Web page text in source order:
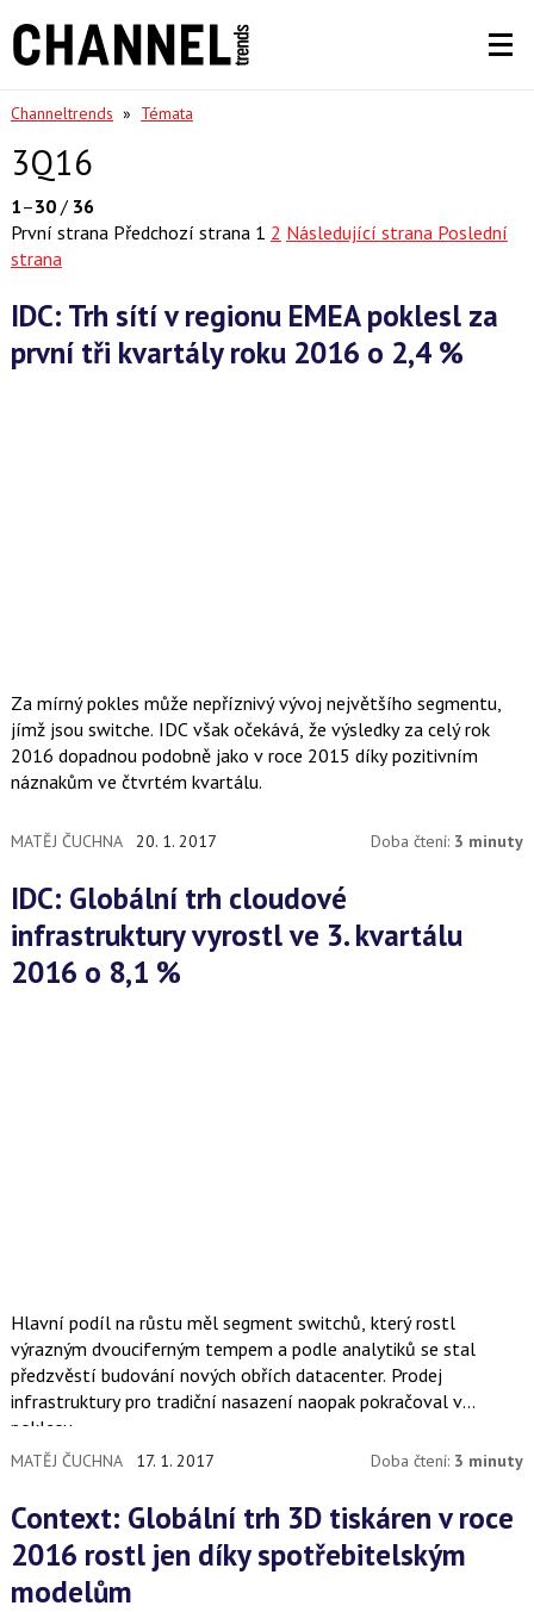
Channeltrends » Témata
3Q16
1–30/ 36
První strana Předchozí strana 1 2 Následující strana Poslední
strana
IDC: Trh sítí v regionu EMEA poklesl za
první tři kvartály roku 2016 o 2,4 %
Za mírný pokles může nepříznivý vývoj největšího segmentu,
jímž jsou switche. IDC však očekává, že výsledky za celý rok
2016 dopadnou podobně jako v roce 2015 díky pozitivním
náznakům ve čtvrtém kvartálu.
MATĚJ ČUCHNA 20. 1. 2017 Doba čtení: 3 minuty
IDC: Globální trh cloudové
infrastruktury vyrostl ve 3. kvartálu
2016 o 8,1 %
Hlavní podíl na růstu měl segment switchů, který rostl
výrazným dvouciferným tempem a podle analytiků se stal
předzvěstí budování nových obřích datacenter. Prodej
infrastruktury pro tradiční nasazení naopak pokračoval v
poklesu.
MATĚJ ČUCHNA 17. 1. 2017 Doba čtení: 3 minuty
Context: Globální trh 3D tiskáren v roce
2016 rostl jen díky spotřebitelským
modelům